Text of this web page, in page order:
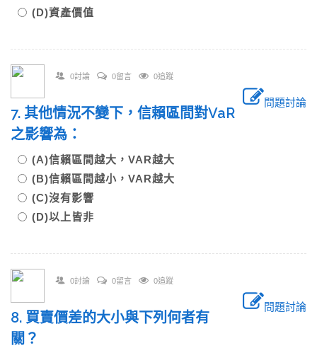
(D)資產價值
0討論 0留言 0追蹤
問題討論
7. 其他情況不變下，信賴區間對VaR
之影響為：
(A)信賴區間越大，VAR越大
(B)信賴區間越小，VAR越大
(C)沒有影響
(D)以上皆非
0討論 0留言 0追蹤
問題討論
8. 買賣價差的大小與下列何者有
關？